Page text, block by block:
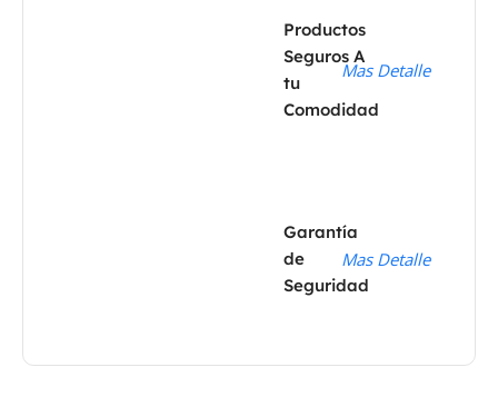
Productos
Seguros A
tu
Comodidad
Mas Detalle
Garantía
de
Seguridad
Mas Detalle